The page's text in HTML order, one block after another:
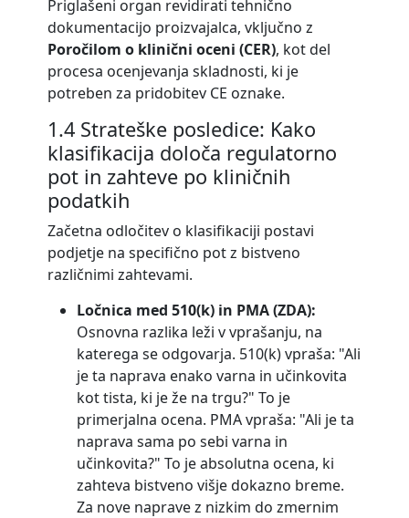
Priglašeni organ revidirati tehnično
dokumentacijo proizvajalca, vključno z
Poročilom o klinični oceni (CER), kot del
procesa ocenjevanja skladnosti, ki je
potreben za pridobitev CE oznake.
1.4 Strateške posledice: Kako
klasifikacija določa regulatorno
pot in zahteve po kliničnih
podatkih
Začetna odločitev o klasifikaciji postavi
podjetje na specifično pot z bistveno
različnimi zahtevami.
Ločnica med 510(k) in PMA (ZDA):
Osnovna razlika leži v vprašanju, na
katerega se odgovarja. 510(k) vpraša: "Ali
je ta naprava enako varna in učinkovita
kot tista, ki je že na trgu?" To je
primerjalna ocena. PMA vpraša: "Ali je ta
naprava sama po sebi varna in
učinkovita?" To je absolutna ocena, ki
zahteva bistveno višje dokazno breme.
Za nove naprave z nizkim do zmernim